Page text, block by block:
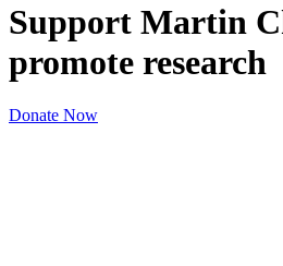
Support Martin
promote research
Donate Now